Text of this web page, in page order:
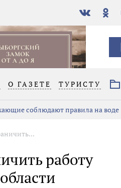
В
контакте
О ГАЗЕТЕ ТУРИСТУ
соблюдают правила на воде
работу